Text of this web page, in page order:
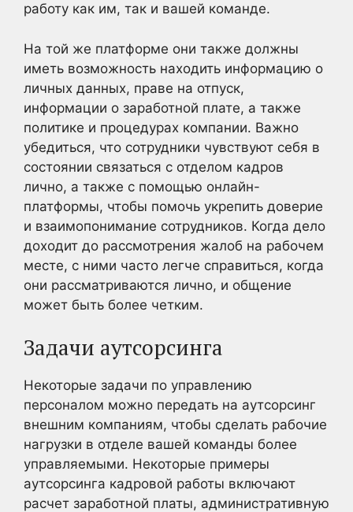
работу как им, так и вашей команде.
На той же платформе они также должны
иметь возможность находить информацию о
личных данных, праве на отпуск,
информации о заработной плате, а также
политике и процедурах компании. Важно
убедиться, что сотрудники чувствуют себя в
состоянии связаться с отделом кадров
лично, а также с помощью онлайн-
платформы, чтобы помочь укрепить доверие
и взаимопонимание сотрудников. Когда дело
доходит до рассмотрения жалоб на рабочем
месте, с ними часто легче справиться, когда
они рассматриваются лично, и общение
может быть более четким.
Задачи аутсорсинга
Некоторые задачи по управлению
персоналом можно передать на аутсорсинг
внешним компаниям, чтобы сделать рабочие
нагрузки в отделе вашей команды более
управляемыми. Некоторые примеры
аутсорсинга кадровой работы включают
расчет заработной платы, административную